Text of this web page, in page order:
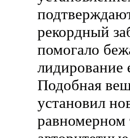
рекордный
помогало
лидирование
Подобная
установил